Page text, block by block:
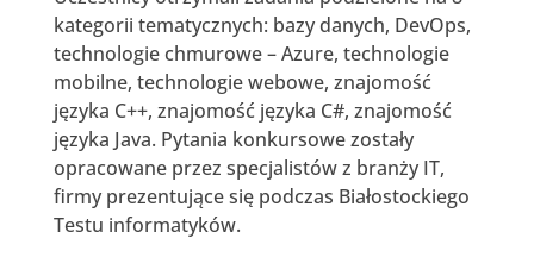
kategorii tematycznych: bazy danych, DevOps,
technologie chmurowe – Azure, technologie
mobilne, technologie webowe, znajomość
języka C++, znajomość języka C#, znajomość
języka Java. Pytania konkursowe zostały
opracowane przez specjalistów z branży IT,
firmy prezentujące się podczas Białostockiego
Testu informatyków.